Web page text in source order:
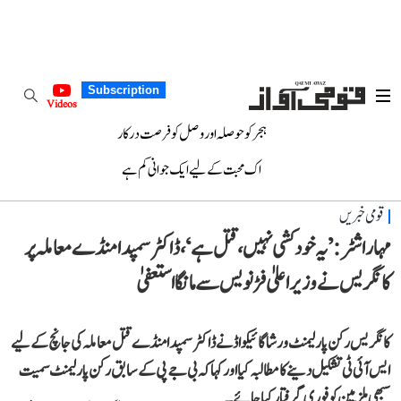
Subscription
Videos
ہجر کو حوصلہ اور وصل کو فرصت درکار
اک محبت کے لیے ایک جوانی کم ہے
قومی خبریں
مہاراشٹر: ’یہ خودکشی نہیں، قتل ہے‘، ڈاکٹر سمپدا منڈے معاملہ پر
کانگریس نے وزیر اعلیٰ فڑنویس سے مانگا استعفیٰ
کانگریس رکن پارلیمنٹ ورشا گائیکواڈ نے ڈاکٹر سمپدا منڈے قتل معاملہ کی جانچ کے لیے
ایس آئی ٹی تشکیل دینے کا مطالبہ کیا اور کہا کہ بی جے پی کے سابق رکن پارلیمنٹ سمیت